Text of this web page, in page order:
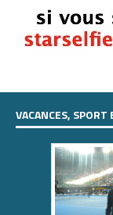
VACANCES, SPORT